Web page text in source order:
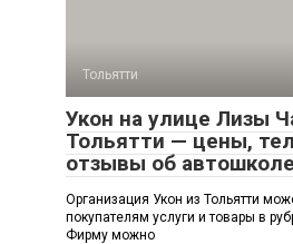
Тольятти
Укон на улице Лизы
Тольятти — цены,
отзывы об
Организация Укон из Тольятти
покупателям услуги и товары в
Фирму можно